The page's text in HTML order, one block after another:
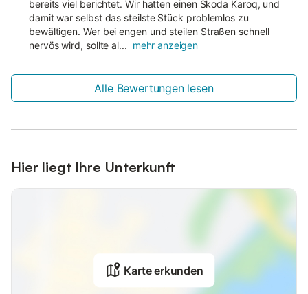
bereits viel berichtet. Wir hatten einen Škoda Karoq, und
damit war selbst das steilste Stück problemlos zu
bewältigen. Wer bei engen und steilen Straßen schnell
nervös wird, sollte al... mehr anzeigen
Alle Bewertungen lesen
Hier liegt Ihre Unterkunft
Karte erkunden